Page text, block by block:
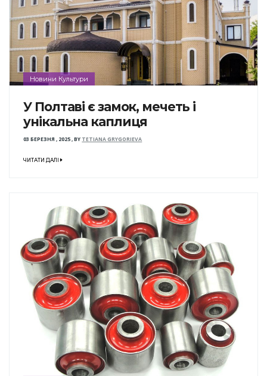
Новини Культури
У Полтаві є замок, мечеть і
унікальна каплиця
03 БЕРЕЗНЯ , 2025,BY TETIANA GRYGORIEVA
ЧИТАТИ ДАЛІ